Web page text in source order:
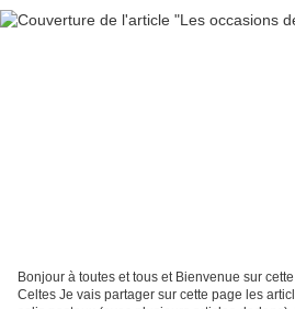
Bonjour à toutes et tous et Bienvenue sur
Celtes Je vais partager sur cette page les